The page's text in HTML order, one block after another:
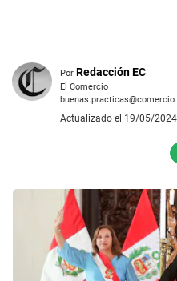
Por Redacción EC
El Comercio
Actualizado el 19/05/